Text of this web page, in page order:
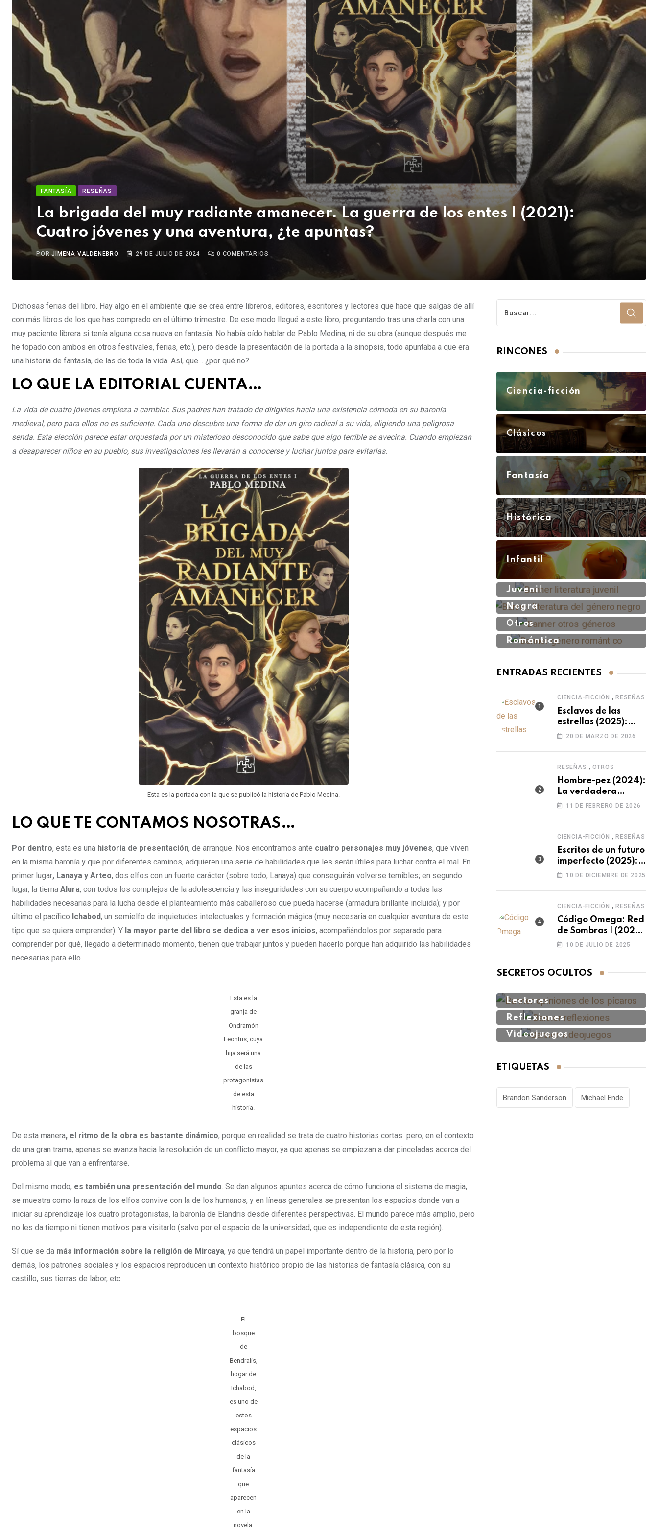
FANTASÍA RESEÑAS
La brigada del muy radiante amanecer. La guerra de los entes I (2021):
Cuatro jóvenes y una aventura, ¿te apuntas?
PORJIMENA VALDENEBRO 29 DE JULIO DE 2024 0 COMENTARIOS
Dichosas ferias del libro. Hay algo en el ambiente que se crea entre libreros, editores, escritores y lectores que hace que salgas de allí
con más libros de los que has comprado en el último trimestre. De ese modo llegué a este libro, preguntando tras una charla con una
muy paciente librera si tenía alguna cosa nueva en fantasía. No había oído hablar de Pablo Medina, ni de su obra (aunque después me
he topado con ambos en otros festivales, ferias, etc.), pero desde la presentación de la portada a la sinopsis, todo apuntaba a que era
una historia de fantasía, de las de toda la vida. Así, que… ¿por qué no?
LO QUE LA EDITORIAL CUENTA…
La vida de cuatro jóvenes empieza a cambiar. Sus padres han tratado de dirigirles hacia una existencia cómoda en su baronía
medieval, pero para ellos no es suficiente. Cada uno descubre una forma de dar un giro radical a su vida, eligiendo una peligrosa
senda. Esta elección parece estar orquestada por un misterioso desconocido que sabe que algo terrible se avecina. Cuando empiezan
a desaparecer niños en su pueblo, sus investigaciones les llevarán a conocerse y luchar juntos para evitarlas.
Esta es la portada con la que se publicó la historia de Pablo Medina.
LO QUE TE CONTAMOS NOSOTRAS…
Por dentro, esta es una historia de presentación, de arranque. Nos encontramos ante cuatro personajes muy jóvenes, que viven
en la misma baronía y que por diferentes caminos, adquieren una serie de habilidades que les serán útiles para luchar contra el mal. En
primer lugar, Lanaya y Arteo, dos elfos con un fuerte carácter (sobre todo, Lanaya) que conseguirán volverse temibles; en segundo
lugar, la tierna Alura, con todos los complejos de la adolescencia y las inseguridades con su cuerpo acompañando a todas las
habilidades necesarias para la lucha desde el planteamiento más caballeroso que pueda hacerse (armadura brillante incluida); y por
último el pacífico Ichabod, un semielfo de inquietudes intelectuales y formación mágica (muy necesaria en cualquier aventura de este
tipo que se quiera emprender). Y la mayor parte del libro se dedica a ver esos inicios, acompañándolos por separado para
comprender por qué, llegado a determinado momento, tienen que trabajar juntos y pueden hacerlo porque han adquirido las habilidades
necesarias para ello.
Esta es la
granja de
Ondramón
Leontus, cuya
hija será una
de las
protagonistas
de esta
historia.
De esta manera, el ritmo de la obra es bastante dinámico, porque en realidad se trata de cuatro historias cortas pero, en el contexto
de una gran trama, apenas se avanza hacia la resolución de un conflicto mayor, ya que apenas se empiezan a dar pinceladas acerca del
problema al que van a enfrentarse.
Del mismo modo, es también una presentación del mundo. Se dan algunos apuntes acerca de cómo funciona el sistema de magia,
se muestra como la raza de los elfos convive con la de los humanos, y en líneas generales se presentan los espacios donde van a
iniciar su aprendizaje los cuatro protagonistas, la baronía de Elandris desde diferentes perspectivas. El mundo parece más amplio, pero
no les da tiempo ni tienen motivos para visitarlo (salvo por el espacio de la universidad, que es independiente de esta región).
Sí que se da más información sobre la religión de Mircaya, ya que tendrá un papel importante dentro de la historia, pero por lo
demás, los patrones sociales y los espacios reproducen un contexto histórico propio de las historias de fantasía clásica, con su
castillo, sus tierras de labor, etc.
El
bosque
de
Bendralis,
hogar de
Ichabod,
es uno de
estos
espacios
clásicos
de la
fantasía
que
aparecen
en la
novela.
RINCONES
Ciencia-ficción
Clásicos
Fantasía
Histórica
Infantil
Juvenil
Negra
Otros
Romántica
ENTRADAS RECIENTES
CIENCIA-FICCIÓN , RESEÑAS
Esclavos de las
estrellas (2025):
otra versión sobre el
humano
20 DE MARZO DE 2026
RESEÑAS , OTROS
Hombre-pez (2024):
La verdadera
transformación
11 DE FEBRERO DE 2026
CIENCIA-FICCIÓN , RESEÑAS
Escritos de un futuro
imperfecto (2025):
el futuro no siempre
imaginamos…
10 DE DICIEMBRE DE 2025
CIENCIA-FICCIÓN , RESEÑAS
Código Omega: Red
de Sombras I (2025):
¿cómo vences a un
10 DE JULIO DE 2025
SECRETOS OCULTOS
Lectores
Reflexiones
Videojuegos
ETIQUETAS
Brandon Sanderson Michael Ende